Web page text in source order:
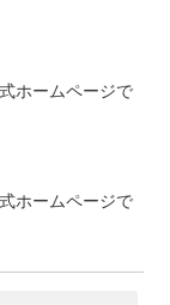
ホームページで
ホームページで